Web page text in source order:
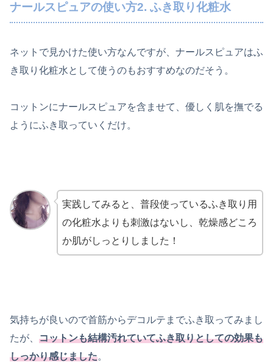
ナールスピュアの使い方2. ふき取り化粧水
ネットで見かけた使い方なんですが、ナールスピュアはふ
き取り化粧水として使うのもおすすめなのだそう。
コットンにナールスピュアを含ませて、優しく肌を撫でる
ようにふき取っていくだけ。
実践してみると、普段使っているふき取り用
の化粧水よりも刺激はないし、乾燥感どころ
か肌がしっとりしました！
気持ちが良いので首筋からデコルテまでふき取ってみまし
たが、 コットンも結構汚れていてふき取りとしての効果も
しっかり感じました。